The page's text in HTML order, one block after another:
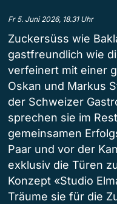
Fr 5. Juni 2026, 18.31 Uhr
Zuckersüss wie
gastfreundlich wie
verfeinert mit einer
Oskan und Markus
der Schweizer
sprechen sie im
gemeinsamen
Paar und vor der
exklusiv die Türen
Konzept «Studio
Träume sie für die